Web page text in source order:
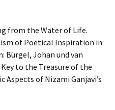
from the Water of Life.
of Poetical Inspiration in
Bürgel, Johan und van
to the Treasure of the
of Nizami Ganjavi’s